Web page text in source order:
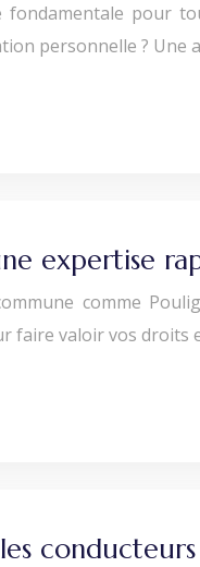
pour
personnelle ? Une
expertise
comme
faire valoir vos droits
conducteurs